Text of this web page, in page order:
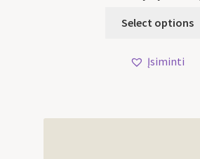
Select options
Įsiminti